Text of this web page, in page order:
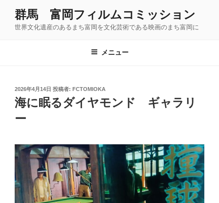
群馬 富岡フィルムコミッション
世界文化遺産のあるまち富岡を文化芸術である映画のまち富岡に
メニュー
投
稿
日:
2026年4月14日 投稿者: FCTOMIOKA
海に眠るダイヤモンド ギャラリ
ー